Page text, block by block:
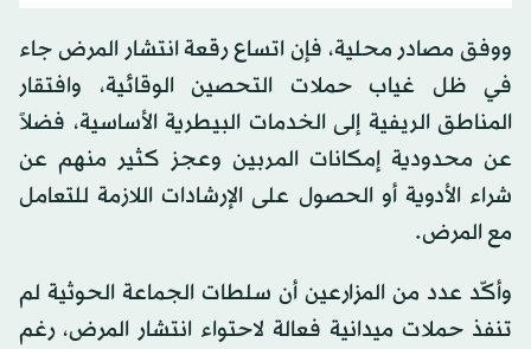
ووفق مصادر محلية، فإن اتساع رقعة انتشار المرض جاء
في ظل غياب حملات التحصين الوقائية، وافتقار
المناطق الريفية إلى الخدمات البيطرية الأساسية، فضلاً
عن محدودية إمكانات المربين وعجز كثير منهم عن
شراء الأدوية أو الحصول على الإرشادات اللازمة للتعامل
مع المرض.
وأكّد عدد من المزارعين أن سلطات الجماعة الحوثية لم
تنفذ حملات ميدانية فعالة لاحتواء انتشار المرض، رغم